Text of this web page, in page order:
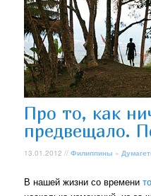
Про то, как
предвещало.
13.01.2012 //Филиппины »
В нашей жизни со времени